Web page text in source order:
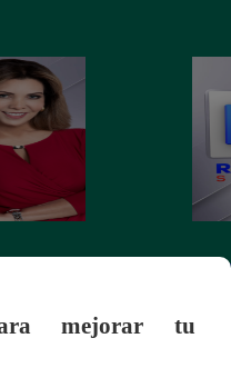
mejorar tu